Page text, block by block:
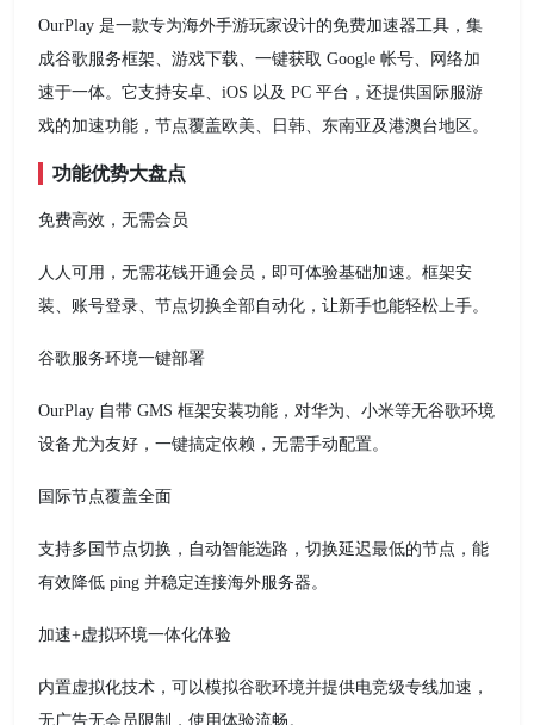
OurPlay 是一款专为海外手游玩家设计的免费加速器工具，集
成谷歌服务框架、游戏下载、一键获取 Google 帐号、网络加
速于一体。它支持安卓、iOS 以及 PC 平台，还提供国际服游
戏的加速功能，节点覆盖欧美、日韩、东南亚及港澳台地区。
功能优势大盘点
免费高效，无需会员
人人可用，无需花钱开通会员，即可体验基础加速。框架安
装、账号登录、节点切换全部自动化，让新手也能轻松上手。
谷歌服务环境一键部署
OurPlay 自带 GMS 框架安装功能，对华为、小米等无谷歌环境
设备尤为友好，一键搞定依赖，无需手动配置。
国际节点覆盖全面
支持多国节点切换，自动智能选路，切换延迟最低的节点，能
有效降低 ping 并稳定连接海外服务器。
加速+虚拟环境一体化体验
内置虚拟化技术，可以模拟谷歌环境并提供电竞级专线加速，
无广告无会员限制，使用体验流畅。